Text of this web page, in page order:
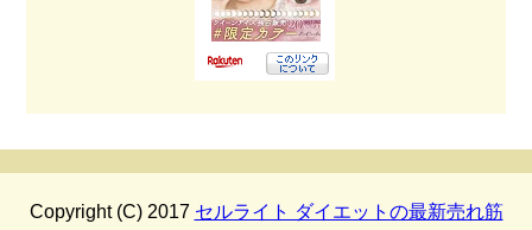
Copyright (C) 2017 セルライト ダイエットの最新売れ筋